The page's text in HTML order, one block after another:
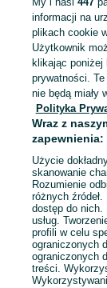
KATEGORIA
Mapa kategorii
Mapa miejscowości
Mapa ministron
Popularne
informacji na
plikach cookie
Użytkownik
klikając poniżej
prywatności.
nie będą miały
Polityka
Wraz z
zapewnienia:
Użycie
skanowanie
Rozumienie
różnych
dostęp do nich.
usług.
profili w celu
ograniczonych
ograniczonych
treści.